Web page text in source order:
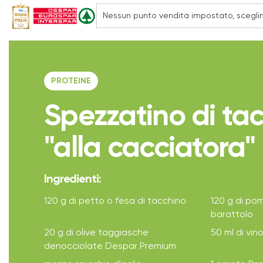
PROTEINE
Spezzatino di
"alla cacciatora"
Ingredienti:
120 g di petto o fesa di tacchino
120 g di
barattolo
20 g di olive taggiasche
denocciolate Despar Premium
50 ml di